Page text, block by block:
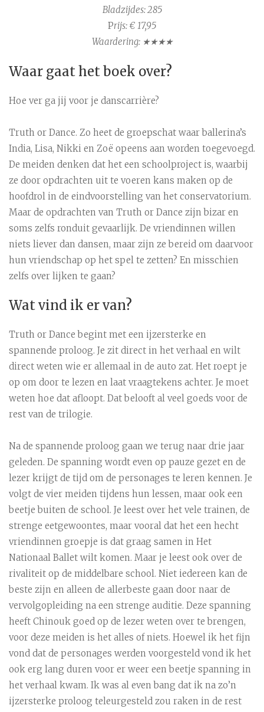
Bladzijdes: 285
Prijs: € 17,95
Waardering: ★★★★
Waar gaat het boek over?
Hoe ver ga jij voor je danscarrière?
Truth or Dance. Zo heet de groepschat waar ballerina’s
India, Lisa, Nikki en Zoë opeens aan worden toegevoegd.
De meiden denken dat het een schoolproject is, waarbij
ze door opdrachten uit te voeren kans maken op de
hoofdrol in de eindvoorstelling van het conservatorium.
Maar de opdrachten van Truth or Dance zijn bizar en
soms zelfs ronduit gevaarlijk. De vriendinnen willen
niets liever dan dansen, maar zijn ze bereid om daarvoor
hun vriendschap op het spel te zetten? En misschien
zelfs over lijken te gaan?
Wat vind ik er van?
Truth or Dance begint met een ijzersterke en
spannende proloog. Je zit direct in het verhaal en wilt
direct weten wie er allemaal in de auto zat. Het roept je
op om door te lezen en laat vraagtekens achter. Je moet
weten hoe dat afloopt. Dat belooft al veel goeds voor de
rest van de trilogie.
Na de spannende proloog gaan we terug naar drie jaar
geleden. De spanning wordt even op pauze gezet en de
lezer krijgt de tijd om de personages te leren kennen. Je
volgt de vier meiden tijdens hun lessen, maar ook een
beetje buiten de school. Je leest over het vele trainen, de
strenge eetgewoontes, maar vooral dat het een hecht
vriendinnen groepje is dat graag samen in Het
Nationaal Ballet wilt komen. Maar je leest ook over de
rivaliteit op de middelbare school. Niet iedereen kan de
beste zijn en alleen de allerbeste gaan door naar de
vervolgopleiding na een strenge auditie. Deze spanning
heeft Chinouk goed op de lezer weten over te brengen,
voor deze meiden is het alles of niets. Hoewel ik het fijn
vond dat de personages werden voorgesteld vond ik het
ook erg lang duren voor er weer een beetje spanning in
het verhaal kwam. Ik was al even bang dat ik na zo’n
ijzersterke proloog teleurgesteld zou raken in de rest